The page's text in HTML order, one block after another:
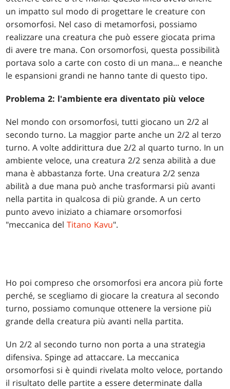
un impatto sul modo di progettare le creature con
orsomorfosi. Nel caso di metamorfosi, possiamo
realizzare una creatura che può essere giocata prima
di avere tre mana. Con orsomorfosi, questa possibilità
portava solo a carte con costo di un mana... e neanche
le espansioni grandi ne hanno tante di questo tipo.
Problema 2: l'ambiente era diventato più veloce
Nel mondo con orsomorfosi, tutti giocano un 2/2 al
secondo turno. La maggior parte anche un 2/2 al terzo
turno. A volte addirittura due 2/2 al quarto turno. In un
ambiente veloce, una creatura 2/2 senza abilità a due
mana è abbastanza forte. Una creatura 2/2 senza
abilità a due mana può anche trasformarsi più avanti
nella partita in qualcosa di più grande. A un certo
punto avevo iniziato a chiamare orsomorfosi
"meccanica delTitano Kavu".
Ho poi compreso che orsomorfosi era ancora più forte
perché, se scegliamo di giocare la creatura al secondo
turno, possiamo comunque ottenere la versione più
grande della creatura più avanti nella partita.
Un 2/2 al secondo turno non porta a una strategia
difensiva. Spinge ad attaccare. La meccanica
orsomorfosi si è quindi rivelata molto veloce, portando
il risultato delle partite a essere determinate dalla